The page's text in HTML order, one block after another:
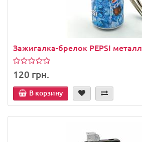
Зажигалка-брелок PEPSI металл
120 грн.
В корзину